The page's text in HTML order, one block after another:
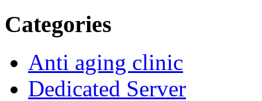
Categories
Anti aging clinic
Dedicated Server